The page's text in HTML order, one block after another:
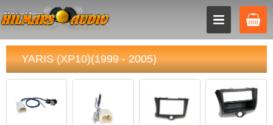
YARIS (XP10)(1999 - 2005)